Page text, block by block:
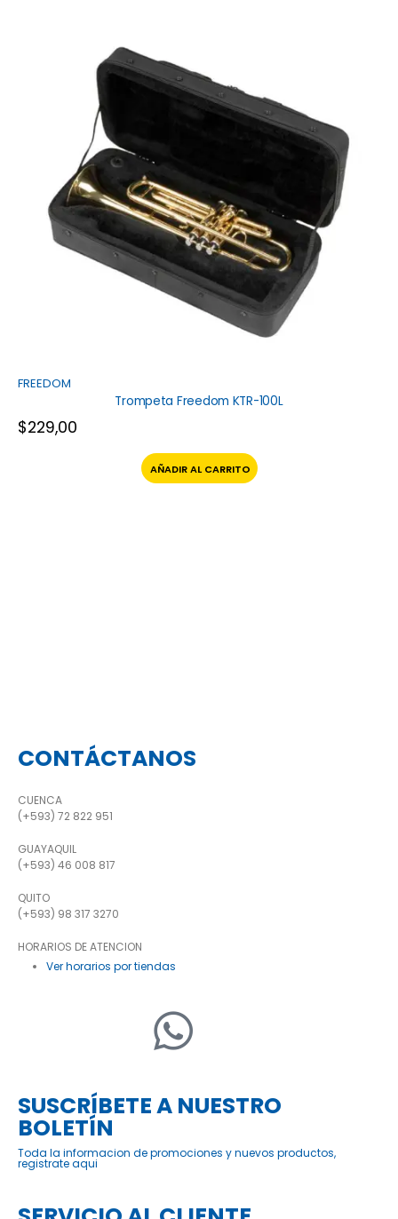
FREEDOM
Trompeta Freedom KTR-100L
$229,00
AÑADIR AL CARRITO
CONTÁCTANOS
CUENCA
(+593) 72 822 951
GUAYAQUIL
(+593) 46 008 817
QUITO
(+593) 98 317 3270
HORARIOS DE ATENCION
Ver horarios por tiendas
SUSCRÍBETE A NUESTRO
BOLETÍN
Toda la informacion de promociones y nuevos productos,
registrate aqui